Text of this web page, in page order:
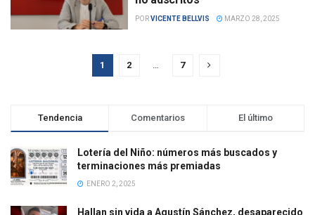
PORVICENTE BELLVIS MARZO 28, 2025
1 2 … 7
Tendencia Comentarios El último
Lotería del Niño: números más buscados y
terminaciones más premiadas
ENERO 2, 2025
Hallan sin vida a Agustín Sánchez, desaparecido